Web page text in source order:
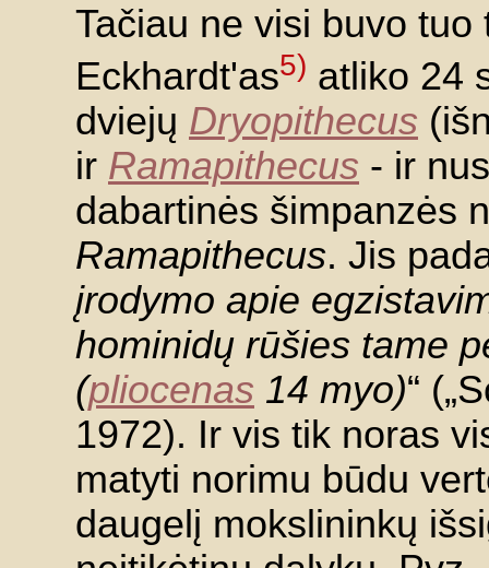
Tačiau ne visi buvo
Eckhardt'as5) atliko 24
dviejų Dryopithecus
ir Ramapithecus - ir
dabartinės šimpanzės
Ramapithecus. Jis
įrodymo apie
hominidų rūšies tame
(pliocenas 14 myo)“
1972). Ir vis tik noras
matyti norimu būdu
daugelį mokslininkų